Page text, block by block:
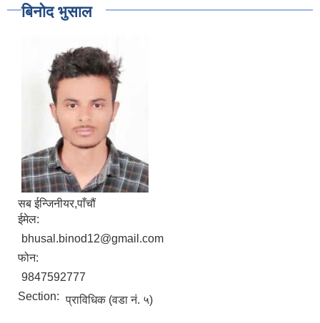
बिनाेद भुसाल
सब ईन्जिनीयर,पाँचौं
ईमेल:
bhusal.binod12@gmail.com
फोन:
9847592777
Section: प्राविधिक (वडा नं. ५)